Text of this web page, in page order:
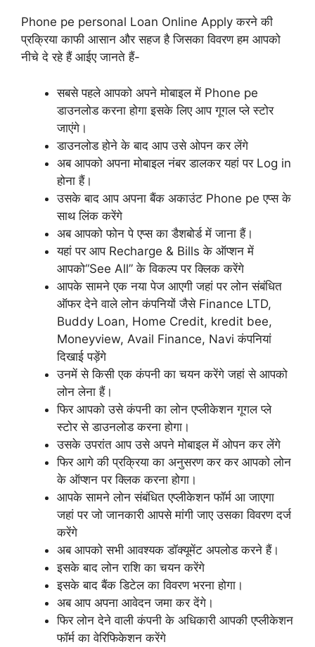
Phone pe personal Loan Online Apply करने की
प्रक्रिया काफी आसान और सहज है जिसका विवरण हम आपको
नीचे दे रहे हैं आईए जानते हैं-
सबसे पहले आपको अपने मोबाइल में Phone pe
डाउनलोड करना होगा इसके लिए आप गूगल प्ले स्टोर
जाएंगे।
डाउनलोड होने के बाद आप उसे ओपन कर लेंगे
अब आपको अपना मोबाइल नंबर डालकर यहां पर Log in
होना हैं।
उसके बाद आप अपना बैंक अकाउंट Phone pe एप्स के
साथ लिंक करेंगे
अब आपको फोन पे एप्स का डैशबोर्ड में जाना हैं।
यहां पर आप Recharge & Bills के ऑप्शन में
आपको“See All” के विकल्प पर क्लिक करेंगे
आपके सामने एक नया पेज आएगी जहां पर लोन संबंधित
ऑफर देने वाले लोन कंपनियों जैसे Finance LTD,
Buddy Loan, Home Credit, kredit bee,
Moneyview, Avail Finance, Navi कंपनियां
दिखाई पड़ेंगे
उनमें से किसी एक कंपनी का चयन करेंगे जहां से आपको
लोन लेना हैं।
फिर आपको उसे कंपनी का लोन एप्लीकेशन गूगल प्ले
स्टोर से डाउनलोड करना होगा।
उसके उपरांत आप उसे अपने मोबाइल में ओपन कर लेंगे
फिर आगे की प्रक्रिया का अनुसरण कर कर आपको लोन
के ऑप्शन पर क्लिक करना होगा।
आपके सामने लोन संबंधित एप्लीकेशन फॉर्म आ जाएगा
जहां पर जो जानकारी आपसे मांगी जाए उसका विवरण दर्ज
करेंगे
अब आपको सभी आवश्यक डॉक्यूमेंट अपलोड करने हैं।
इसके बाद लोन राशि का चयन करेंगे
इसके बाद बैंक डिटेल का विवरण भरना होगा।
अब आप अपना आवेदन जमा कर देंगे।
फिर लोन देने वाली कंपनी के अधिकारी आपकी एप्लीकेशन
फॉर्म का वेरिफिकेशन करेंगे